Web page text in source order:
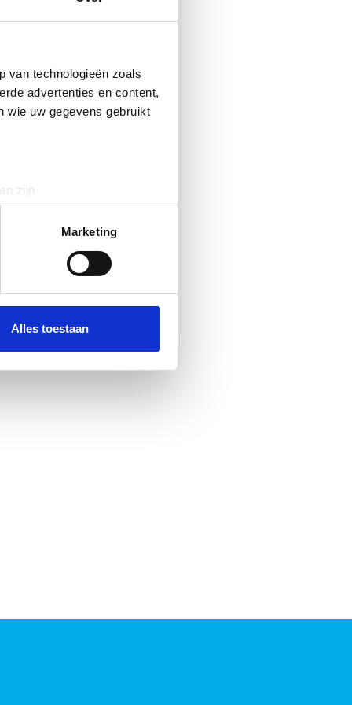
van technologieën zoals
advertenties en content,
wie uw gegevens gebruikt
zijn
detailgedeeltein. U kunt uw
partners voor social
die u aan ze heeft
Marketing
Alles toestaan